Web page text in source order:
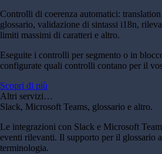
Controlli di coerenza automatici:
glossario, validazione di sintassi i18n,
limiti massimi di caratteri e altro.
Eseguite i controlli per segmento o in
configurate quali controlli contano per il
Scopri di più
Altri servizi…
Slack, Microsoft Teams, glossario e altro.
Le integrazioni con Slack e Microsoft
eventi rilevanti. Il supporto per il glossario
terminologia.